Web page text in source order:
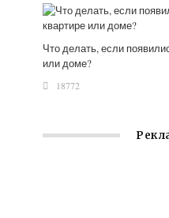
Что делать, если
или доме?
18772